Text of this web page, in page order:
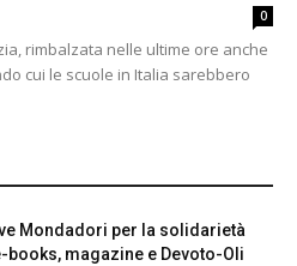
0
rimbalzata nelle ultime ore anche
cui le scuole in Italia sarebbero
Mondadori per la solidarietà
books, magazine e Devoto-Oli